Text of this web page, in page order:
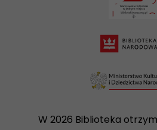
W 2026 Biblioteka